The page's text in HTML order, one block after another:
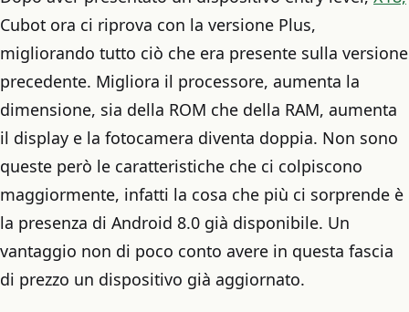
Cubot ora ci riprova con la versione Plus,
migliorando tutto ciò che era presente sulla versione
precedente. Migliora il processore, aumenta la
dimensione, sia della ROM che della RAM, aumenta
il display e la fotocamera diventa doppia. Non sono
queste però le caratteristiche che ci colpiscono
maggiormente, infatti la cosa che più ci sorprende è
la presenza di Android 8.0 già disponibile. Un
vantaggio non di poco conto avere in questa fascia
di prezzo un dispositivo già aggiornato.